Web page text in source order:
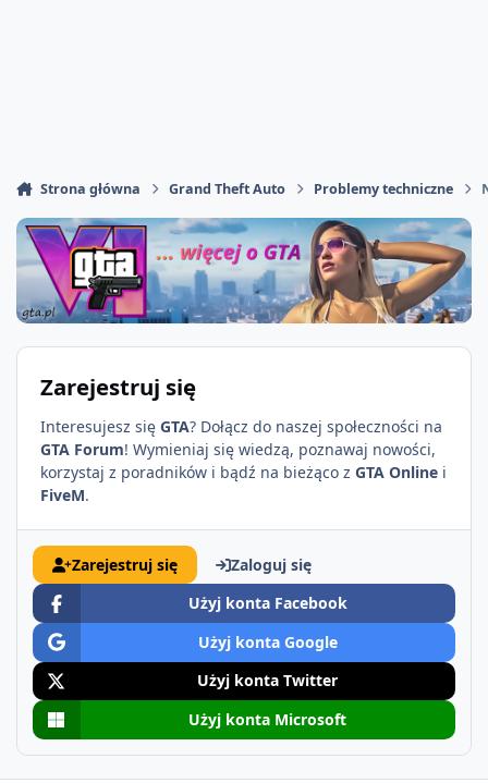
Strona główna Grand Theft Auto Problemy techniczne
Zarejestruj się
Interesujesz się GTA? Dołącz do naszej społeczności na
GTA Forum! Wymieniaj się wiedzą, poznawaj nowości,
korzystaj z poradników i bądź na bieżąco z GTA Online i
FiveM.
Zarejestruj się
Zaloguj się
Użyj konta Facebook
Użyj konta Google
Użyj konta Twitter
Użyj konta Microsoft